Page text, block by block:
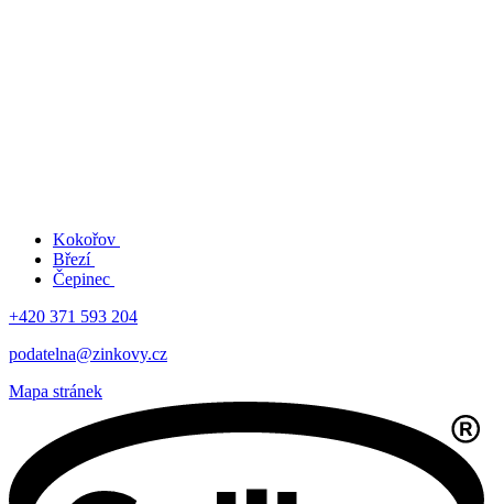
Kokořov
Březí
Čepinec
+420 371 593 204
podatelna@zinkovy.cz
Mapa stránek